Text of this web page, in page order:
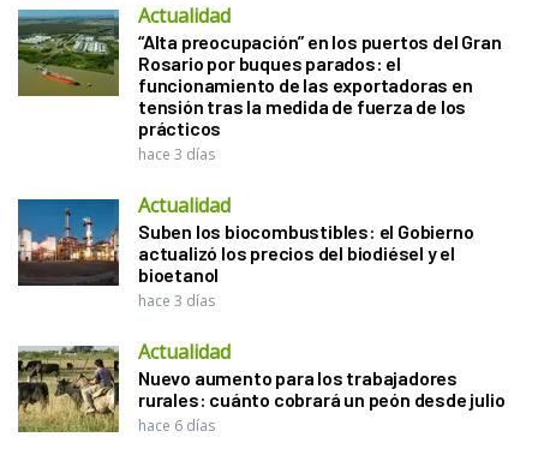
Actualidad
“Alta preocupación” en los puertos del Gran
Rosario por buques parados: el
funcionamiento de las exportadoras en
tensión tras la medida de fuerza de los
prácticos
hace 3 días
Actualidad
Suben los biocombustibles: el Gobierno
actualizó los precios del biodiésel y el
bioetanol
hace 3 días
Actualidad
Nuevo aumento para los trabajadores
rurales: cuánto cobrará un peón desde julio
hace 6 días